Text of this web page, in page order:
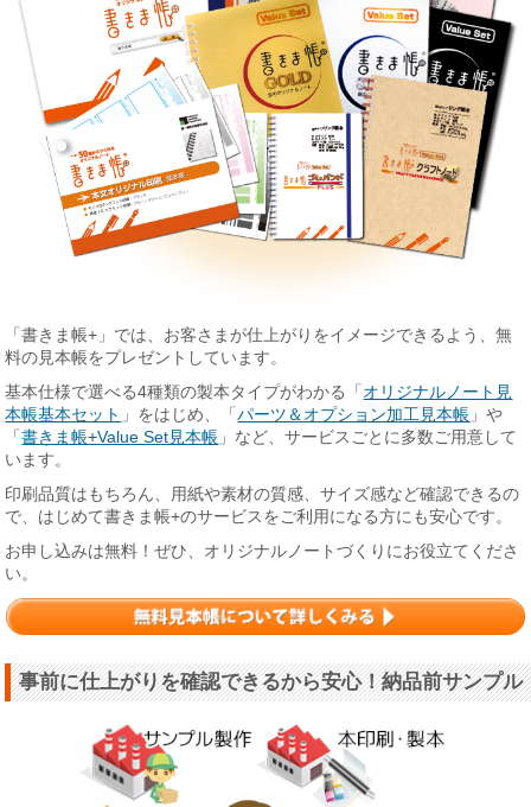
「書きま帳+」では、お客さまが仕上がりをイメージできるよう、無
料の見本帳をプレゼントしています。
基本仕様で選べる4種類の製本タイプがわかる「 オリジナルノート見
本帳基本セット 」をはじめ、「パーツ＆オプション加工見本帳 」や
「書きま帳+Value Set見本帳 」など、サービスごとに多数ご用意して
います。
印刷品質はもちろん、用紙や素材の質感、サイズ感など確認できるの
で、はじめて書きま帳+のサービスをご利用になる方にも安心です。
お申し込みは無料！ぜひ、オリジナルノートづくりにお役立てくださ
い。
事前に仕上がりを確認できるから安心！納品前サンプル